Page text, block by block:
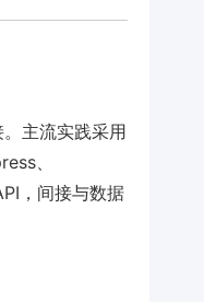
主流实践采用
、
，间接与数据